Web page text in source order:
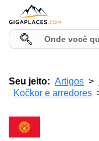
Seu jeito: Artigos
Kočkor e arredores